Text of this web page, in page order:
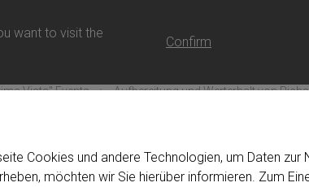
Cookies und andere Technologien, um Daten zur
möchten wir Sie hierüber informieren. Zum
want to visit the
Confirm
Vista" Events Aufbereitung und Werterhalt von